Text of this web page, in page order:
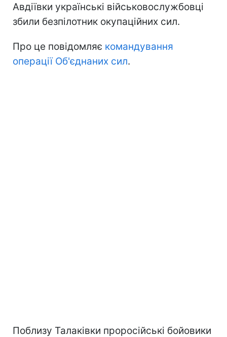
Авдіївки українські військовослужбовці
збили безпілотник окупаційних сил.
Про це повідомляє командування
операції Об'єднаних сил.
Поблизу Талаківки проросійські бойовики